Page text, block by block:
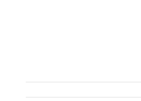
Webmail
Zamora